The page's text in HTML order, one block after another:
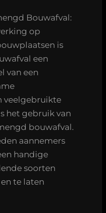
Bouwafval:
op
is
een
van een
veelgebruikte
het gebruik van
bouwafval.
aannemers
handige
soorten
te laten